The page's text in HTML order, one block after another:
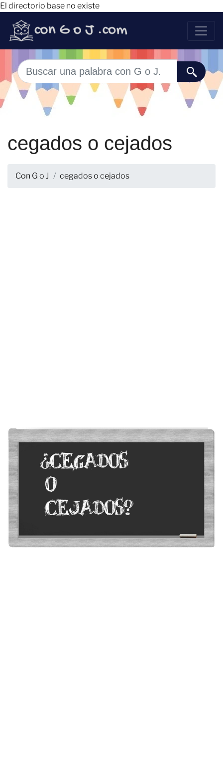
El directorio base no existe
cegados o cejados
Con G o J cegados o cejados